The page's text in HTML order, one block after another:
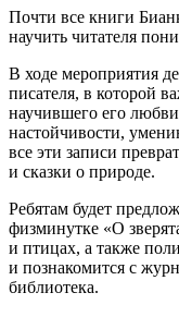
Почти все книги
научить читателя
В ходе мероприятия
писателя, в которой
научившего его
настойчивости,
все эти записи
и сказки о природе.
Ребятам будет
физминутке «О
и птицах, а также
и познакомится с
библиотека.